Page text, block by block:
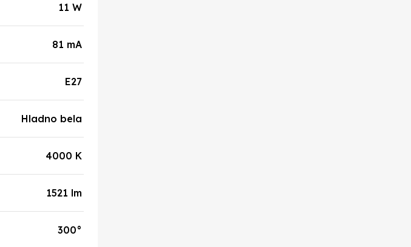
11 W
81 mA
E27
Hladno bela
4000 K
1521 lm
300°